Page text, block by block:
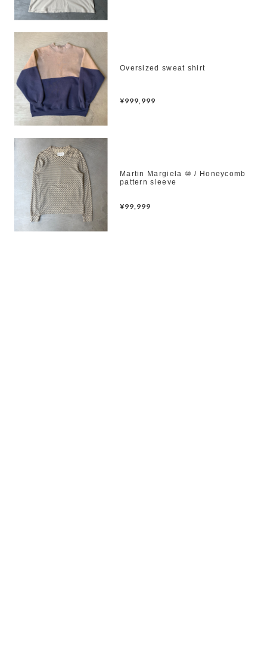
Oversized sweat shirt
¥999,999
Martin Margiela ⑩ / Honeycomb
pattern sleeve
¥99,999